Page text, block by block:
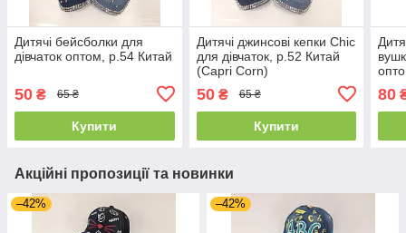
Дитячі бейсболки для
дівчаток оптом, р.54 Китай
50 ₴ 65 ₴
Купити
Дитячі джинсові кепки Chic
для дівчаток, р.52 Китай
(Capri Corn)
50₴ 65 ₴
Купити
80
Акційні пропозиції та новинки
–42% –42%